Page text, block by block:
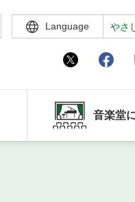
Language やさ
音楽堂